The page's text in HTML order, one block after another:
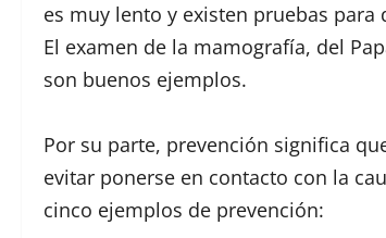
es muy lento y existen pruebas
El examen de la mamografía, del
son buenos ejemplos.
Por su parte, prevención significa
evitar ponerse en contacto con la
cinco ejemplos de prevención: